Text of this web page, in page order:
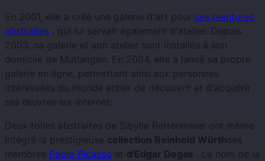
En 2001, elle a créé une galerie d'art pour ses peintures
abstraites , qui lui servait également d'atelier. Depuis
2003, sa galerie et son atelier sont installés à son
domicile de Mutlangen. En 2004, elle a lancé sa propre
galerie en ligne, permettant ainsi aux personnes
intéressées du monde entier de découvrir et d'acquérir
ses œuvres sur internet.
Deux toiles abstraites de Sibylle Rettenmaier ont même
intégré la prestigieuse collection Reinhold Würthses
membres Pablo Picasso et d'Edgar Degas . Le nom de la